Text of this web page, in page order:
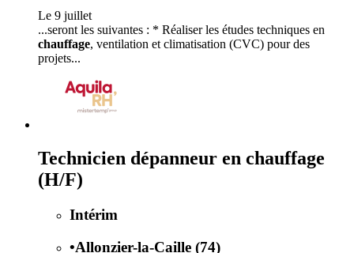
Le 9 juillet
...seront les suivantes : * Réaliser les études techniques en
chauffage, ventilation et climatisation (CVC) pour des
projets...
Technicien dépanneur en chauffage
(H/F)
Intérim
•Allonzier-la-Caille (74)